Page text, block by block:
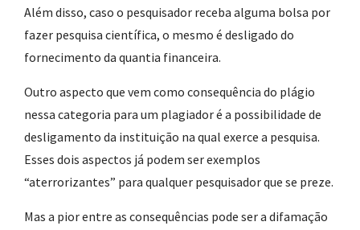
Além disso, caso o pesquisador receba alguma bolsa por
fazer pesquisa científica, o mesmo é desligado do
fornecimento da quantia financeira.
Outro aspecto que vem como consequência do plágio
nessa categoria para um plagiador é a possibilidade de
desligamento da instituição na qual exerce a pesquisa.
Esses dois aspectos já podem ser exemplos
“aterrorizantes” para qualquer pesquisador que se preze.
Mas a pior entre as consequências pode ser a difamação